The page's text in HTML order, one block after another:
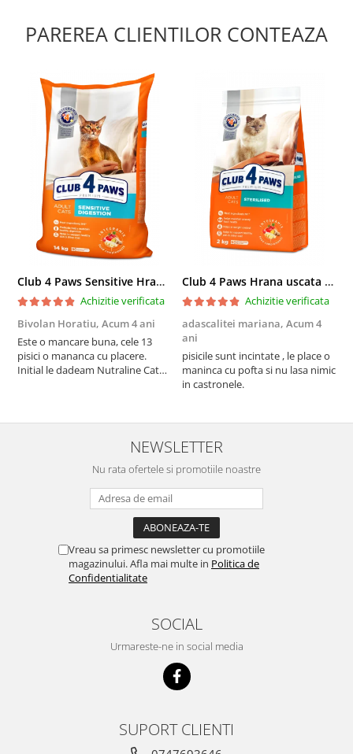
PAREREA CLIENTILOR CONTEAZA
Club 4 Paws Sensitive Hrana uscata pisici adulte, 14kg
Achizitie verificata
Bivolan Horatiu, Acum 4 ani
Este o mancare buna, cele 13
pisici o mananca cu placere.
Initial le dadeam Nutraline Cat
nu o mananca cu placere. Eu
sunt multumit si voi continua cu
Club 4 Paws Hrana uscata pisici sterilizate, 2kg
Achizitie verificata
adascalitei mariana, Acum 4
ani
pisicile sunt incintate , le place o
maninca cu pofta si nu lasa nimic
in castronele.
NEWSLETTER
Nu rata ofertele si promotiile noastre
Vreau sa primesc newsletter cu promotiile
magazinului. Afla mai multe in Politica de
Confidentialitate
SOCIAL
Urmareste-ne in social media
SUPORT CLIENTI